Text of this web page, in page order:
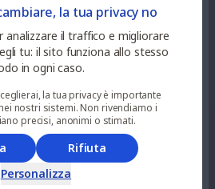
pioggia
alquanto soleggiato
piovaschi leggeri
la tua privacy no
analizzare il traffico e migliorare
tu: il sito funziona allo stesso
in ogni caso.
la tua privacy è importante
nostri sistemi. Non rivendiamo i
precisi, anonimi o stimati.
Rifiuta
Personalizza